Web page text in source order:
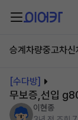
승계차량중고차신
[수다방]
무보증,선입
이현종